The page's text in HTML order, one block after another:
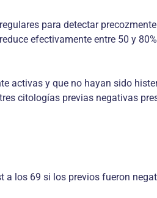
para detectar
efectivamente entre 50 y
activas y que no hayan sido
citologías previas negativas
los 69 si los previos fueron